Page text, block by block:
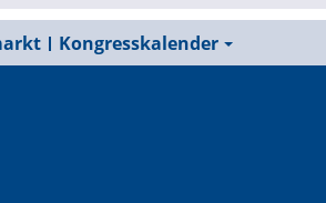
Kongresskalender